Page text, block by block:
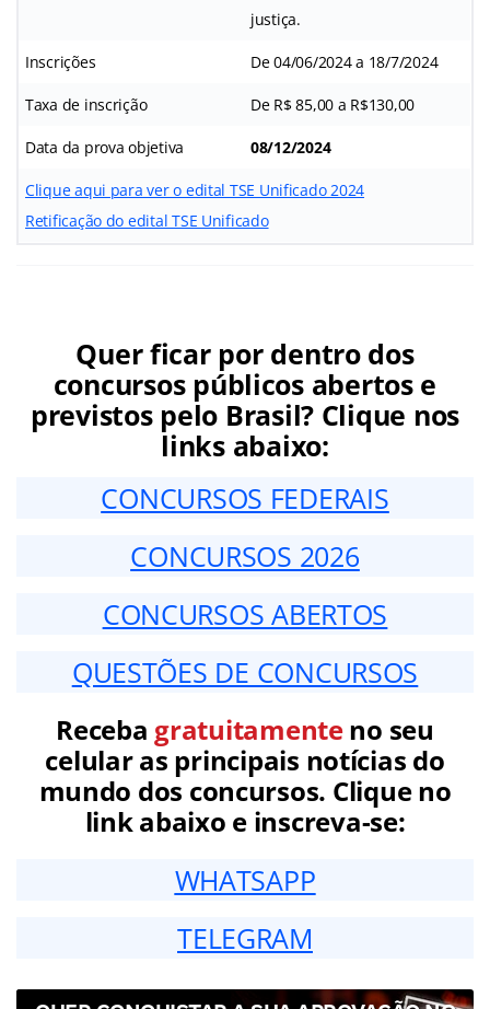
justiça.
Inscrições De 04/06/2024 a 18/7/2024
Taxa de inscrição De R$ 85,00 a R$130,00
Data da prova objetiva 08/12/2024
Clique aqui para ver o edital TSE Unificado 2024
Retificação do edital TSE Unificado
Quer ficar por dentro dos
concursos públicos abertos e
previstos pelo Brasil? Clique nos
links abaixo:
CONCURSOS FEDERAIS
CONCURSOS 2026
CONCURSOS ABERTOS
QUESTÕES DE CONCURSOS
Receba gratuitamenteno seu
celular as principais notícias do
mundo dos concursos. Clique no
link abaixo e inscreva-se:
WHATSAPP
TELEGRAM